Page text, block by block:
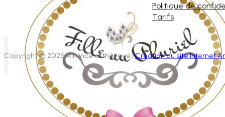
Politique de
Tarifs
Copyright © 2026 Alliance esthétique |Création du site Internet